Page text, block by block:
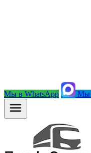
Мы в WhatsApp Мы